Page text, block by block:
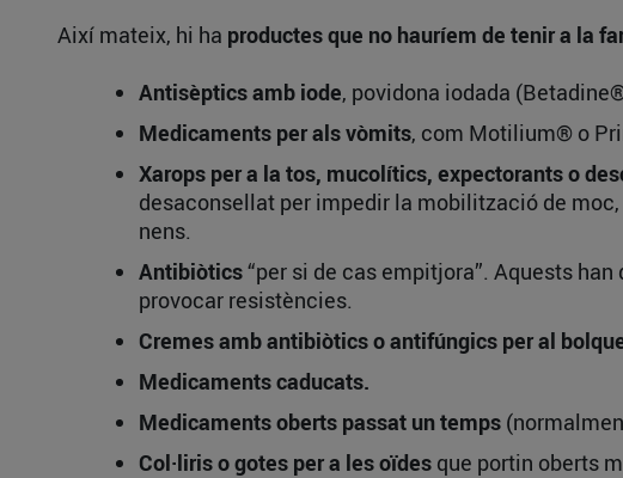
Així mateix, hi ha productes que no hauríem de tenir a la
Antisèptics amb iode, povidona iodada
Medicaments per als vòmits, com Motilium® o
Xarops per a la tos, mucolítics, expectorants o
desaconsellat per impedir la mobilització de
nens.
Antibiòtics“per si de cas empitjora”. Aquests
provocar resistències.
Cremes amb antibiòtics o antifúngics per al
Medicaments caducats.
Medicaments oberts passat un temps
Col·liris o gotes per a les oïdes que portin oberts